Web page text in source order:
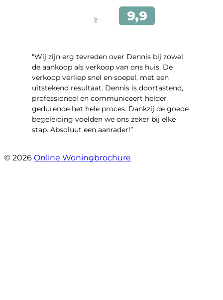
“Wij zijn erg tevreden over Dennis bij zowel
de aankoop als verkoop van ons huis. De
verkoop verliep snel en soepel, met een
uitstekend resultaat. Dennis is doortastend,
professioneel en communiceert helder
gedurende het hele proces. Dankzij de goede
begeleiding voelden we ons zeker bij elke
stap. Absoluut een aanrader!”
© 2026 Online Woningbrochure